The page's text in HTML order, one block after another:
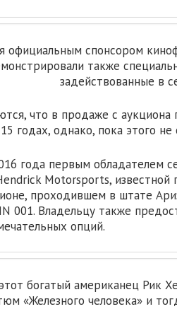
официальным спонсором
также
задействованные в
что в продаже с аукциона
годах, однако, пока этого не
года первым обладателем
Motorsports, известной
проходившем в штате
001. Владельцу также
опций.
богатый американец Рик
«Железного человека» и